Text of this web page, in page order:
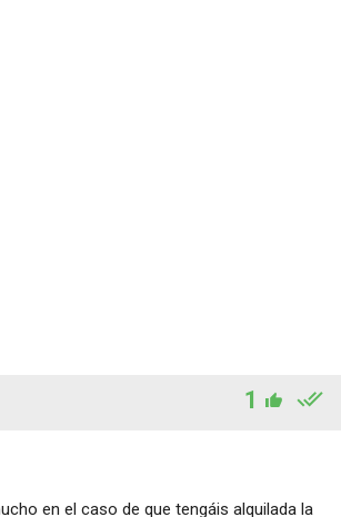
1
en el caso de que tengáis alquilada la